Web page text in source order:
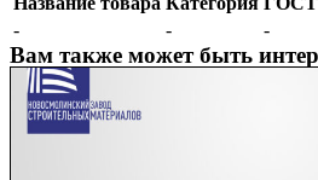
-
- -
Вам также может быть